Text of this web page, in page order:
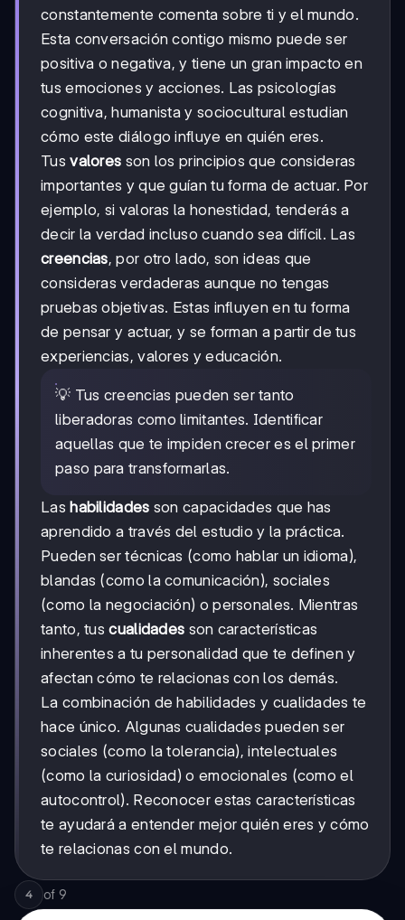
constantemente comenta sobre ti y el mundo.
Esta conversación contigo mismo puede ser
positiva o negativa, y tiene un gran impacto en
tus emociones y acciones. Las psicologías
cognitiva, humanista y sociocultural estudian
cómo este diálogo influye en quién eres.
Tusvalores son los principios que consideras
importantes y que guían tu forma de actuar. Por
ejemplo, si valoras la honestidad, tenderás a
decir la verdad incluso cuando sea difícil. Las
creencias, por otro lado, son ideas que
consideras verdaderas aunque no tengas
pruebas objetivas. Estas influyen en tu forma
de pensar y actuar, y se forman a partir de tus
experiencias, valores y educación.
💡 Tus creencias pueden ser tanto
liberadoras como limitantes. Identificar
aquellas que te impiden crecer es el primer
paso para transformarlas.
Lashabilidades son capacidades que has
aprendido a través del estudio y la práctica.
Pueden ser técnicas (como hablar un idioma),
blandas (como la comunicación), sociales
(como la negociación) o personales. Mientras
tanto, tuscualidades son características
inherentes a tu personalidad que te definen y
afectan cómo te relacionas con los demás.
La combinación de habilidades y cualidades te
hace único. Algunas cualidades pueden ser
sociales (como la tolerancia), intelectuales
(como la curiosidad) o emocionales (como el
autocontrol). Reconocer estas características
te ayudará a entender mejor quién eres y cómo
te relacionas con el mundo.
4 of 9